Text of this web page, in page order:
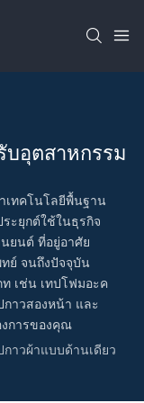
บอุตสาหกรรม
เทคโนโลยีพื้นฐาน
ะยุกต์ใช้ในธุรกิจ
ยนต์ ที่อยู่อาศัย
ย์ จนถึงปัจจุบัน
เช่น เทปโฟมอะค
กาวสองหน้า และ
การของคุณ
กาวผ้าแบบด้านเดียว